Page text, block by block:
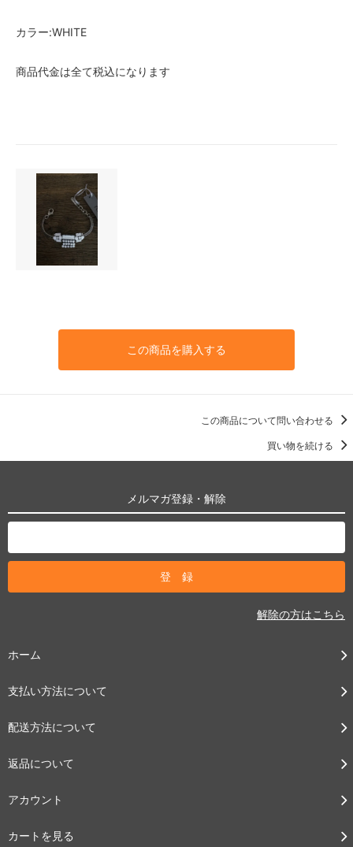
カラー:WHITE
商品代金は全て税込になります
この商品を購入する
この商品について問い合わせる
買い物を続ける
メルマガ登録・解除
解除の方はこちら
ホーム
支払い方法について
配送方法について
返品について
アカウント
カートを見る